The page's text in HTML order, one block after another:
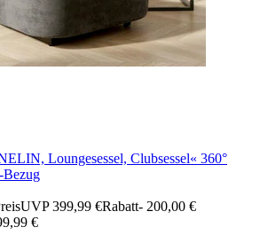
Loungesessel, Clubsessel« 360°
Bezug
UVP 399,99 €Rabatt- 200,00 €
€